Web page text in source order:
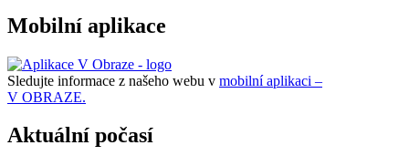
Mobilní aplikace
Sledujte informace z našeho webu v mobilní aplikaci –
V OBRAZE.
Aktuální počasí